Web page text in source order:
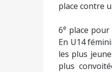
place contre
6e place
En U14
les plus
plus